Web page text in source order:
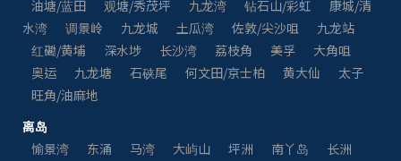
油塘/蓝田
观塘/秀茂坪 九龙湾 钻石山/彩虹
康城/清
水湾
调景岭 九龙城 土瓜湾 佐敦/尖沙咀
九龙站
红磡/黄埔
深水埗 长沙湾 荔枝角 美孚
大角咀
奥运
九龙塘 石硖尾 何文田/京士柏 黄大仙
太子
旺角/油麻地
离岛
愉景湾
东涌 马湾 大屿山 坪洲 南丫岛 长洲